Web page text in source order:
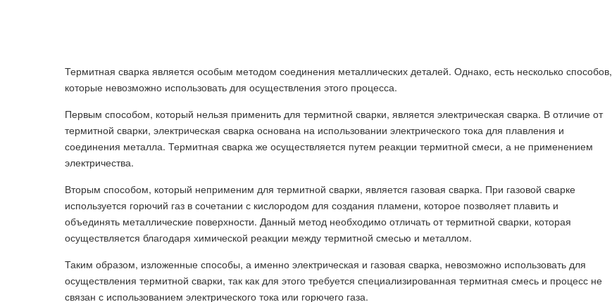
Термитная сварка является особым методом соединения металлических деталей. Однако, есть несколько способов,
которые невозможно использовать для осуществления этого процесса.
Первым способом, который нельзя применить для термитной сварки, является электрическая сварка. В отличие от
термитной сварки, электрическая сварка основана на использовании электрического тока для плавления и
соединения металла. Термитная сварка же осуществляется путем реакции термитной смеси, а не применением
электричества.
Вторым способом, который неприменим для термитной сварки, является газовая сварка. При газовой сварке
используется горючий газ в сочетании с кислородом для создания пламени, которое позволяет плавить и
объединять металлические поверхности. Данный метод необходимо отличать от термитной сварки, которая
осуществляется благодаря химической реакции между термитной смесью и металлом.
Таким образом, изложенные способы, а именно электрическая и газовая сварка, невозможно использовать для
осуществления термитной сварки, так как для этого требуется специализированная термитная смесь и процесс не
связан с использованием электрического тока или горючего газа.